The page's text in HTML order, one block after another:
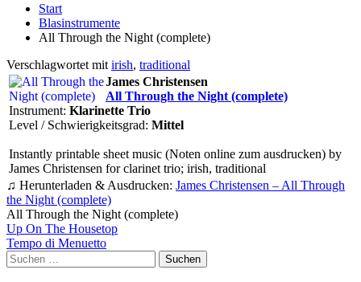
Start
Blasinstrumente
All Through the Night (complete)
Verschlagwortet mit irish, traditional
James Christensen
All Through the Night (complete)
Instrument: Klarinette Trio
Level / Schwierigkeitsgrad: Mittel
Instantly printable sheet music (Noten online zum ausdrucken) by
James Christensen for clarinet trio; irish, traditional
♫ Herunterladen & Ausdrucken: James Christensen – All Through
the Night (complete)
All Through the Night (complete)
Beitragsnavigation
Up On The Housetop
Tempo di Menuetto
Suchen
nach: